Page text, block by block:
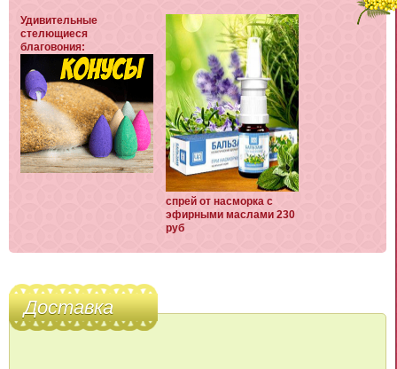
Удивительные
стелющиеся
благовония:
спрей от насморка с
эфирными маслами 230
руб
Доставка